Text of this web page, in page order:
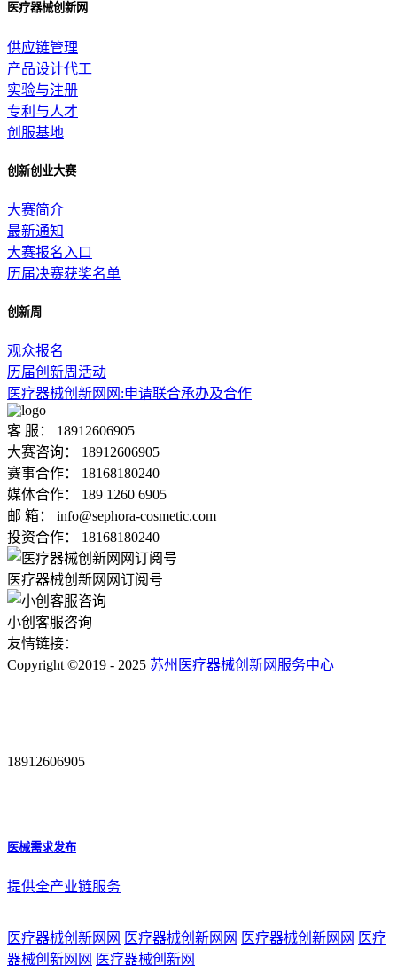
医疗器械创新网
供应链管理
产品设计代工
实验与注册
专利与人才
创服基地
创新创业大赛
大赛简介
最新通知
大赛报名入口
历届决赛获奖名单
创新周
观众报名
历届创新周活动
医疗器械创新网网:申请联合承办及合作
客 服：
18912606905
大赛咨询：
18912606905
赛事合作：
18168180240
媒体合作：
189 1260 6905
邮 箱：
info@sephora-cosmetic.com
投资合作：
18168180240
医疗器械创新网网订阅号
小创客服咨询
友情链接：
Copyright ©2019 - 2025 苏州医疗器械创新网服务中心
18912606905
医械需求发布
提供全产业链服务
医疗器械创新网网 医疗器械创新网网 医疗器械创新网网 医疗
器械创新网网 医疗器械创新网